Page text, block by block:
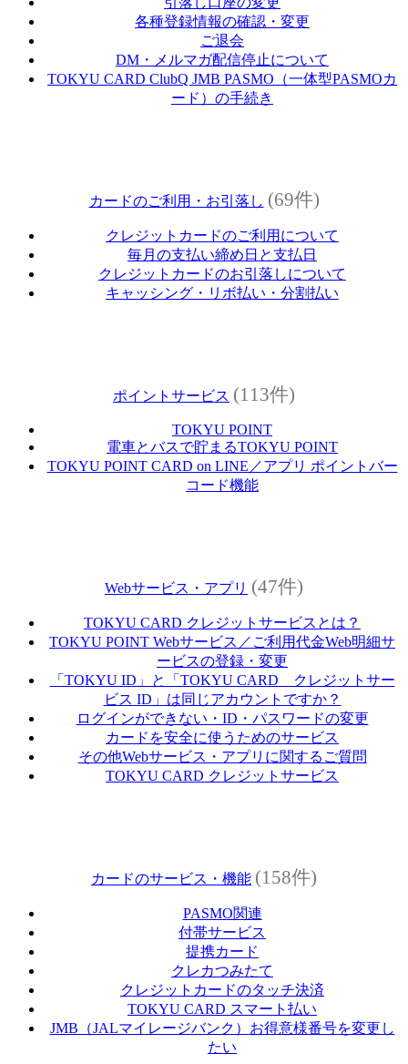
各種登録情報の確認・変更
ご退会
DM・メルマガ配信停止について
TOKYU CARD ClubQ JMB PASMO（一体型PASMOカ
ード）の手続き
カードのご利用・お引落し (69件)
クレジットカードのご利用について
毎月の支払い締め日と支払日
クレジットカードのお引落しについて
キャッシング・リボ払い・分割払い
ポイントサービス (113件)
TOKYU POINT
電車とバスで貯まるTOKYU POINT
TOKYU POINT CARD on LINE／アプリ ポイントバー
コード機能
Webサービス・アプリ (47件)
TOKYU CARD クレジットサービスとは？
TOKYU POINT Webサービス／ご利用代金Web明細サ
ービスの登録・変更
「TOKYU ID」と「TOKYU CARD クレジットサー
ビス ID」は同じアカウントですか？
ログインができない・ID・パスワードの変更
カードを安全に使うためのサービス
その他Webサービス・アプリに関するご質問
TOKYU CARD クレジットサービス
カードのサービス・機能 (158件)
PASMO関連
付帯サービス
提携カード
クレカつみたて
クレジットカードのタッチ決済
TOKYU CARD スマート払い
JMB（JALマイレージバンク）お得意様番号を変更し
たい